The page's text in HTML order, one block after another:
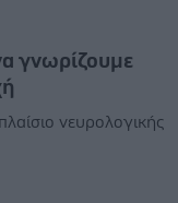
γνωρίζουμε
νευρολογικής